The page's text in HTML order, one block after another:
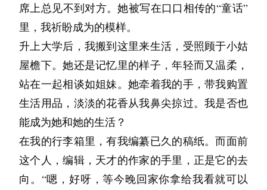
席上总见不到对方。她被写在口口相传的“童话”
里，我祈盼成为的模样。
升上大学后，我搬到这里来生活，受照顾于小姑
屋檐下。她还是记忆里的样子，年轻而又温柔，
站在一起相谈如姐妹。她牵着我的手，带我购置
生活用品，淡淡的花香从我鼻尖掠过。我是否也
能成为她和她的生活？
在我的行李箱里，有我编纂已久的稿纸。而面前
这个人，编辑，天才的作家的手里，正是它的去
向。“嗯，好呀，等今晚回家你拿给我看就可以